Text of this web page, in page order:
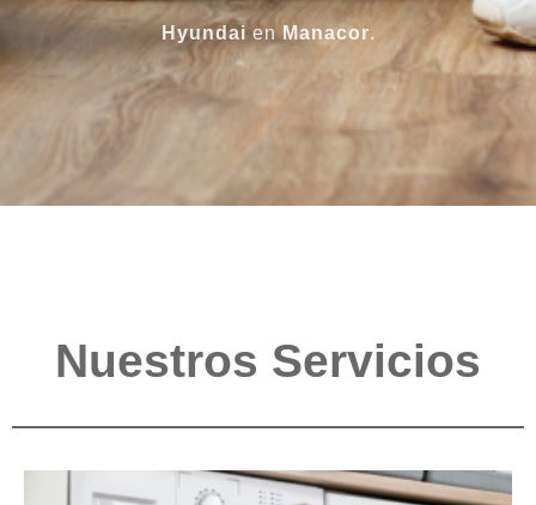
Hyundai en Manacor.
Nuestros Servicios